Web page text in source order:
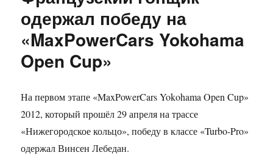
одержал победу на
«MaxPowerCars Yokohama
Open Cup»
На первом этапе «MaxPowerCars Yokohama Open Cup»
2012, который прошёл 29 апреля на трассе
«Нижегородское кольцо», победу в классе «Turbo-Pro»
одержал Винсен Лебедан.